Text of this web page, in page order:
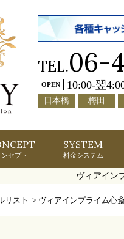
TEL.06-
OPEN 10:00-翌
日本橋 梅田
ンセプト
SYSTEM
料金システム
ヴィアイン
リスト > ヴィアインプライム心